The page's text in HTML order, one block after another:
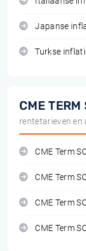
Japanse
Turkse
CME TERM
rentetarieven
CME Term
CME Term
CME Term
CME Term